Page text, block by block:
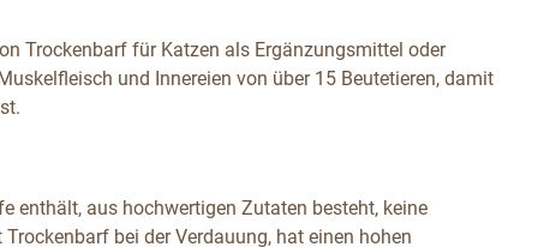
Trockenbarf für Katzen als Ergänzungsmittel oder
und Innereien von über 15 Beutetieren, damit
enthält, aus hochwertigen Zutaten besteht, keine
bei der Verdauung, hat einen hohen